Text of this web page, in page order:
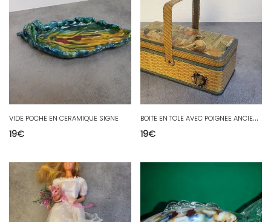
VIDE POCHE EN CERAMIQUE SIGNE
19€
B
OITE EN TOLE AVEC POIGNEE ANCIENNE
19€